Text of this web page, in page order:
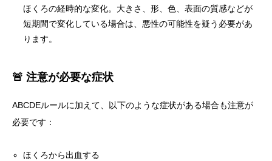
ほくろの経時的な変化。大きさ、形、色、表面の質感などが
短期間で変化している場合は、悪性の可能性を疑う必要があ
ります。
🚨 注意が必要な症状
ABCDEルールに加えて、以下のような症状がある場合も注意が
必要です：
ほくろから出血する